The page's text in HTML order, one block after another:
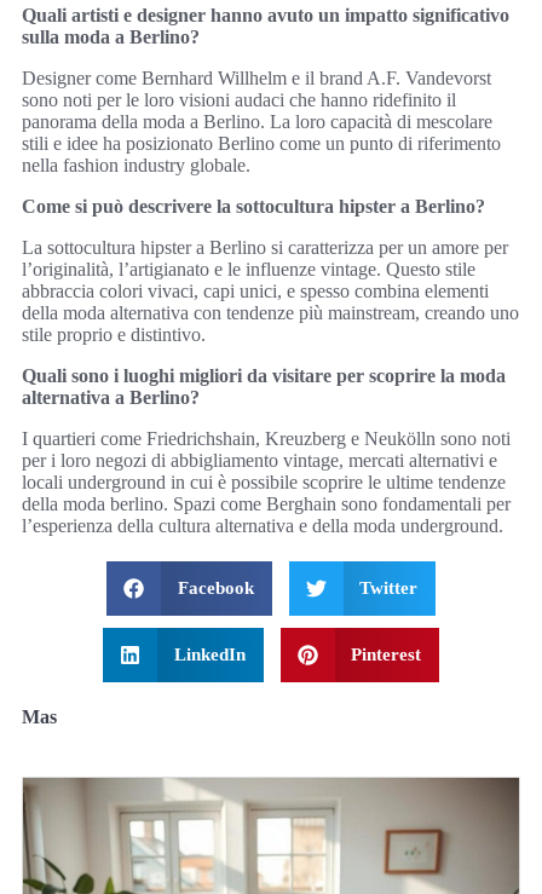
Quali artisti e designer hanno avuto un impatto significativo
sulla moda a Berlino?
Designer come Bernhard Willhelm e il brand A.F. Vandevorst
sono noti per le loro visioni audaci che hanno ridefinito il
panorama della moda a Berlino. La loro capacità di mescolare
stili e idee ha posizionato Berlino come un punto di riferimento
nella fashion industry globale.
Come si può descrivere la sottocultura hipster a Berlino?
La sottocultura hipster a Berlino si caratterizza per un amore per
l’originalità, l’artigianato e le influenze vintage. Questo stile
abbraccia colori vivaci, capi unici, e spesso combina elementi
della moda alternativa con tendenze più mainstream, creando uno
stile proprio e distintivo.
Quali sono i luoghi migliori da visitare per scoprire la moda
alternativa a Berlino?
I quartieri come Friedrichshain, Kreuzberg e Neukölln sono noti
per i loro negozi di abbigliamento vintage, mercati alternativi e
locali underground in cui è possibile scoprire le ultime tendenze
della moda berlino. Spazi come Berghain sono fondamentali per
l’esperienza della cultura alternativa e della moda underground.
Facebook Twitter
LinkedIn Pinterest
Mas